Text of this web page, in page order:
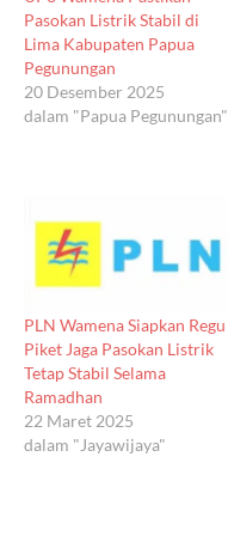
Pasokan Listrik Stabil di
Lima Kabupaten Papua
Pegunungan
20 Desember 2025
dalam "Papua Pegunungan"
PLN Wamena Siapkan Regu
Piket Jaga Pasokan Listrik
Tetap Stabil Selama
Ramadhan
22 Maret 2025
dalam "Jayawijaya"